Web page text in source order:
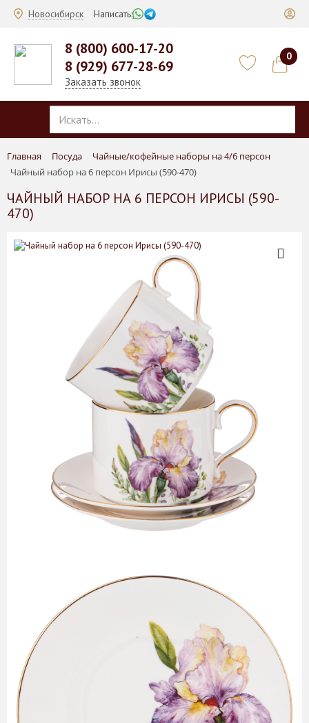
Новосибирск Написать:
8 (800) 600-17-20
8 (929) 677-28-69
Заказать звонок
0
Главная Посуда
Чайные/кофейные наборы на 4/6 персон
Чайный набор на 6 персон Ирисы (590-470)
ЧАЙНЫЙ НАБОР НА 6 ПЕРСОН ИРИСЫ (590-
470)